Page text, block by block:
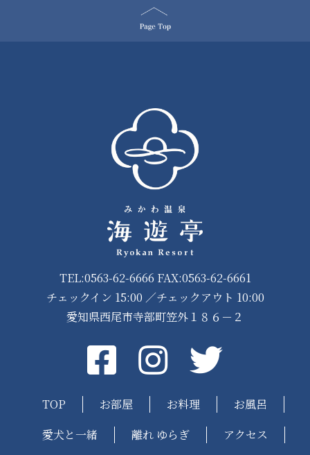
TEL:0563-62-6666 FAX:0563-62-6661
チェックイン 15:00 ／チェックアウト 10:00
愛知県西尾市寺部町笠外１８６－２
FacebookinstagramTwitter
TOP お部屋 お料理
お風呂
愛犬と一緒
離れ ゆらぎ アクセス